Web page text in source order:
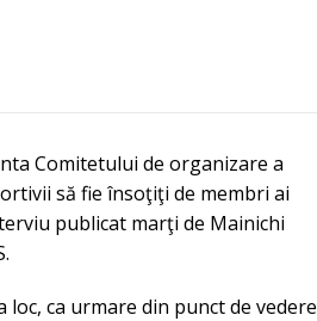
Comitetului de organizare a
să fie însoţiţi de membri ai
publicat marţi de Mainichi
ca urmare din punct de vedere